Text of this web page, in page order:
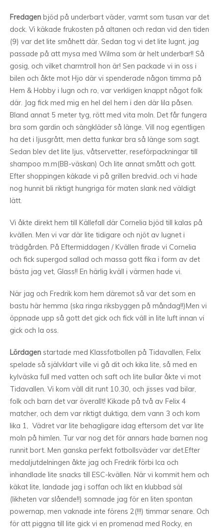
Fredagen bjöd på underbart väder, varmt som tusan var det
dock. Vi käkade frukosten på altanen och redan vid den tiden
(9) var det lite småhett där. Sedan tog vi det lite lugnt, jag
passade på att mysa med Wilma som är helt underbar!! Så
gosig, och vilket charmtroll hon är! Sen packade vi in oss i
bilen och åkte mot Hjo där vi spenderade någon timma på
Hem & Hobby i lugn och ro, var verkligen knappt något folk
där. Jag fick med mig en hel del hem i den där lila påsen.
Bland annat 5 meter tyg, rött med vita moln. Det får fungera
bra som gardin och sängkläder så länge. Vill nog egentligen
ha det i ljusgrått, men detta funkar bra så länge som sagt.
Sedan blev det lite ljus, våtservetter, reseförpackningar till
shampoo m.m(BB-väskan) Och lite annat smått och gott.
Efter shoppingen käkade vi på grillen bredvid..och vi hade
nog hunnit bli riktigt hungriga för maten slank ned väldigt
lätt.
Vi åkte direkt hem till Källefall där Cornelia bjöd till kalas på
kvällen. Men vi var där lite tidigare och njöt av lugnet i
trädgården. På Eftermiddagen / Kvällen firade vi Cornelia
och fick supergod sallad och massa gott fika i form av det
bästa jag vet, Glass!! En härlig kväll i värmen hade vi.
När jag och Fredrik kom hem däremot så var det som en
bastu här hemma (ska ringa riksbyggen på måndag!!)Men vi
öppnade upp så gott det gick och fick väll in lite luft innan vi
gick och la oss.
Lördagen startade med Klassfotbollen på Tidavallen, Felix
spelade så självklart ville vi gå dit och kika lite, så med en
kylväska full med vatten och saft och lite bullar åkte vi mot
Tidavallen. Vi kom väll dit runt 10.30, och jisses vad bilar,
folk och barn det var överallt! Kikade på två av Felix 4
matcher, och dem var riktigt duktiga, dem vann 3 och kom
lika 1, Vädret var lite behagligare idag eftersom det var lite
moln på himlen. Tur var nog det för annars hade barnen nog
runnit bort. Men ganska perfekt fotbollsväder var det.Efter
medaljutdelningen åkte jag och Fredrik förbi Ica och
inhandlade lite snacks till ESC-kvällen. När vi kommit hem och
käkat lite, landade jag i soffan och likt en klubbad säl
(likheten var slående!!) somnade jag för en liten spontan
powernap, men vaknade inte förens 2(!!!) timmar senare. Och
för att piggna till lite gick vi en promenad med Rocky, en